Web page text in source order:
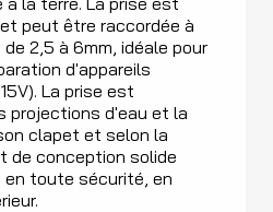
peut être raccordée à
2,5 à 6mm, idéale pour
d'appareils
La prise est
projections d'eau et la
clapet et selon la
de conception solide
toute sécurité, en